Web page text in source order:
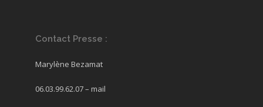
Contact Presse :
Marylène Bezamat
06.03.99.62.07 – mail